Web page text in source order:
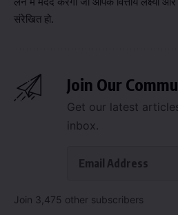
संरेखित हो.
Join Our
Get our latest
inbox.
Join 3,475 other subscribers